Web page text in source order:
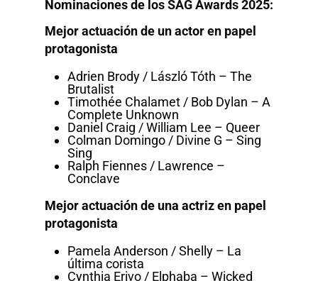
Nominaciones de los SAG Awards 2025:
Mejor actuación de un actor en papel
protagonista
Adrien Brody / László Tóth – The
Brutalist
Timothée Chalamet / Bob Dylan – A
Complete Unknown
Daniel Craig / William Lee – Queer
Colman Domingo / Divine G – Sing
Sing
Ralph Fiennes / Lawrence –
Conclave
Mejor actuación de una actriz en papel
protagonista
Pamela Anderson / Shelly – La
última corista
Cynthia Erivo / Elphaba – Wicked